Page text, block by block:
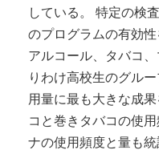
している。 特定の検
のプログラムの有効
アルコール、タバコ
りわけ高校生のグル
用量に最も大きな成
コと巻きタバコの使
ナの使用頻度と量も統